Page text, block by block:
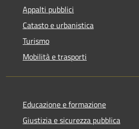
Appalti pubblici
Catasto e urbanistica
Turismo
Mobilità e trasporti
Educazione e formazione
Giustizia e sicurezza pubblica